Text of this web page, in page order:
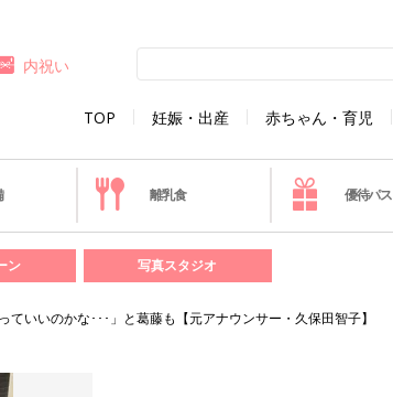
TOP 妊娠・出産 赤ちゃん・育児
内祝い
離乳食 優待パス
ン 写真スタジオ
いいのかな･･･」と葛藤も【元アナウンサー・久保田智子】